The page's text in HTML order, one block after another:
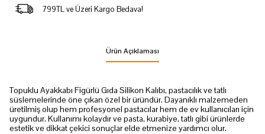
799TL ve Üzeri Kargo Bedava!
Ürün Açıklaması
Topuklu Ayakkabı Figürlü Gıda Silikon Kalıbı, pastacılık ve tatlı
süslemelerinde öne çıkan özel bir üründür. Dayanıklı malzemeden
üretilmiş olup hem profesyonel pastacılar hem de ev kullanıcıları için
uygundur. Kullanımı kolaydır ve pasta, kurabiye, tatlı gibi ürünlerde
estetik ve dikkat çekici sonuçlar elde etmenize yardımcı olur.